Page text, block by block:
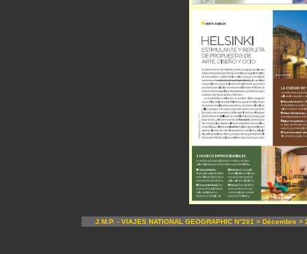
J.M.P. - VIAJES NATIONAL GEOGRAPHIC N°201 > Décembre >